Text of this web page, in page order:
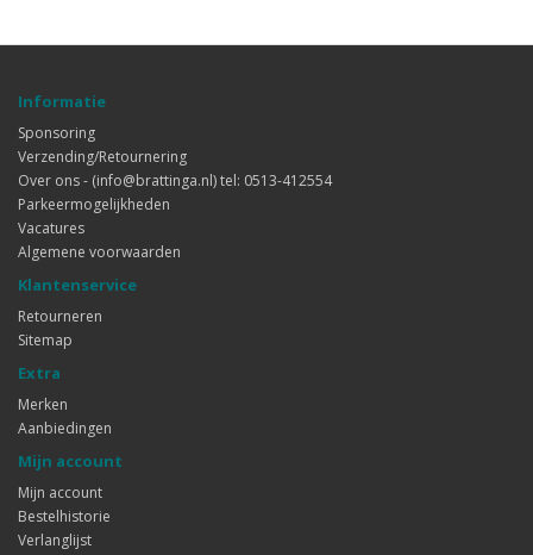
Informatie
Sponsoring
Verzending/Retournering
Over ons - (info@brattinga.nl) tel: 0513-412554
Parkeermogelijkheden
Vacatures
Algemene voorwaarden
Klantenservice
Retourneren
Sitemap
Extra
Merken
Aanbiedingen
Mijn account
Mijn account
Bestelhistorie
Verlanglijst